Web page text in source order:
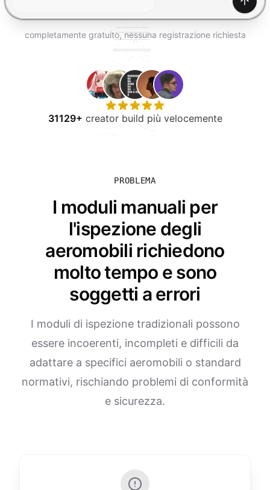
completamente gratuito, nessuna registrazione richiesta
31129+ creator build più velocemente
PROBLEMA
I moduli manuali per
l'ispezione degli
aeromobili richiedono
molto tempo e sono
soggetti a errori
I moduli di ispezione tradizionali possono
essere incoerenti, incompleti e difficili da
adattare a specifici aeromobili o standard
normativi, rischiando problemi di conformità
e sicurezza.